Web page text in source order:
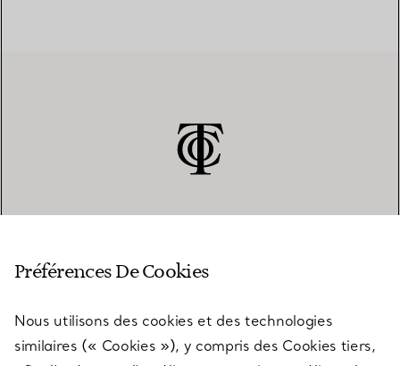
SERVICES
Préférences De Cookies
Nous utilisons des cookies et des technologies
similaires (« Cookies »), y compris des Cookies tiers,